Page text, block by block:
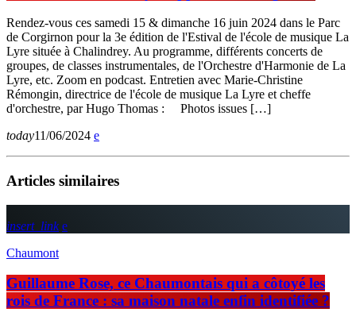
Rendez-vous ces samedi 15 & dimanche 16 juin 2024 dans le Parc
de Corgirnon pour la 3e édition de l'Estival de l'école de musique La
Lyre située à Chalindrey. Au programme, différents concerts de
groupes, de classes instrumentales, de l'Orchestre d'Harmonie de La
Lyre, etc. Zoom en podcast. Entretien avec Marie-Christine
Rémongin, directrice de l'école de musique La Lyre et cheffe
d'orchestre, par Hugo Thomas : Photos issues […]
today11/06/2024
Articles similaires
insert_link
Chaumont
Guillaume Rose, ce Chaumontais qui a côtoyé les
rois de France : sa maison natale enfin identifiée ?